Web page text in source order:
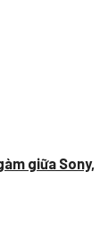
giữa Sony,